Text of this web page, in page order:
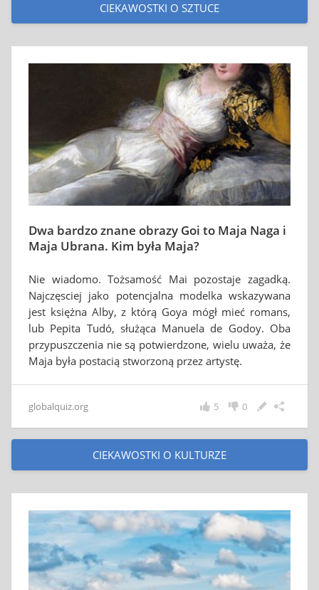
CIEKAWOSTKI O SZTUCE
Dwa bardzo znane obrazy Goi to Maja Naga i
Maja Ubrana. Kim była Maja?
Nie wiadomo. Tożsamość Mai pozostaje zagadką.
Najczęsciej jako potencjalna modelka wskazywana
jest księżna Alby, z którą Goya mógł mieć romans,
lub Pepita Tudó, służąca Manuela de Godoy. Oba
przypuszczenia nie są potwierdzone, wielu uważa, że
Maja była postacią stworzoną przez artystę.
globalquiz.org 0
5
CIEKAWOSTKI O KULTURZE